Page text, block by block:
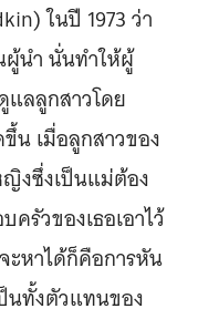
ในปี 1973 ว่า
ผู้นำ นั่นทำให้ผู้
ลลูกสาวโดย
น เมื่อลูกสาวของ
งซึ่งเป็นแม่ต้อง
รัวของเธอเอาไว้
หาได้ก็คือการหัน
นทั้งตัวแทนของ